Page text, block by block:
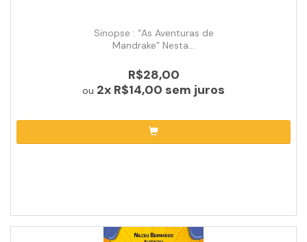
Sinopse : “As Aventuras de
Mandrake” Nesta...
R$28,00
ou 2x R$14,00 sem juros